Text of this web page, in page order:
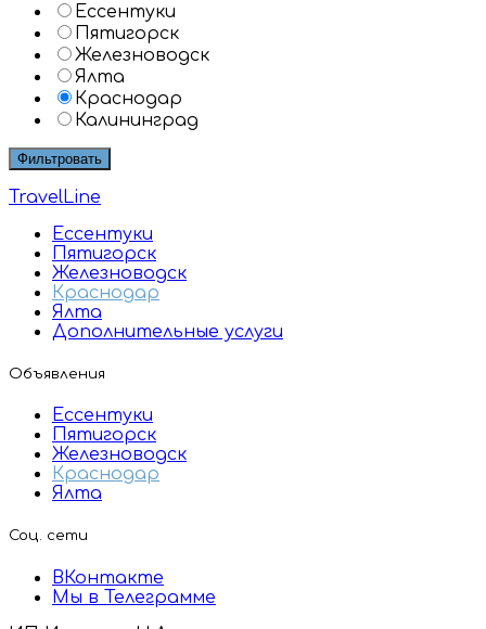
Ессентуки
Пятигорск
Железноводск
Ялта
Краснодар
Калининград
Фильтровать
TravelLine
Ессентуки
Пятигорск
Железноводск
Краснодар
Ялта
Дополнительные услуги
Объявления
Ессентуки
Пятигорск
Железноводск
Краснодар
Ялта
Соц. сети
ВКонтакте
Мы в Телеграмме